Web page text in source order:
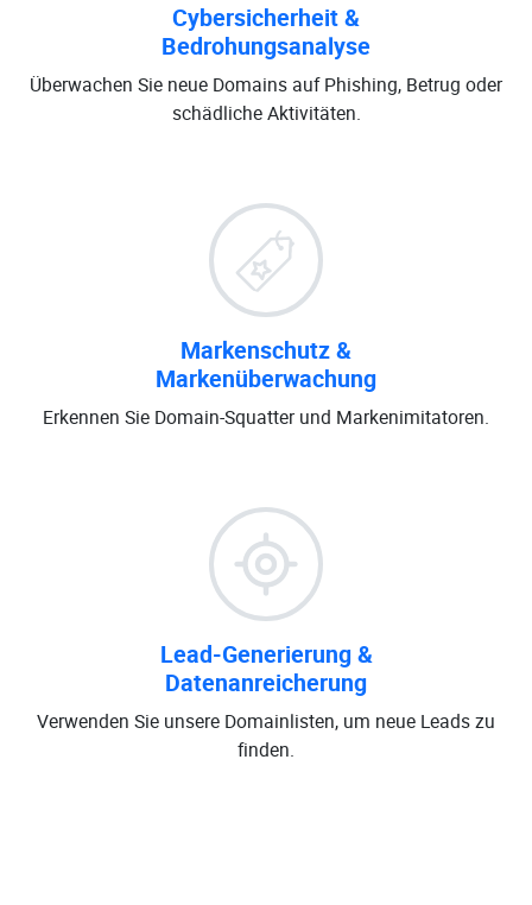
Cybersicherheit &
Bedrohungsanalyse
Überwachen Sie neue Domains auf Phishing, Betrug oder
schädliche Aktivitäten.
Markenschutz &
Markenüberwachung
Erkennen Sie Domain-Squatter und Markenimitatoren.
Lead-Generierung &
Datenanreicherung
Verwenden Sie unsere Domainlisten, um neue Leads zu
finden.